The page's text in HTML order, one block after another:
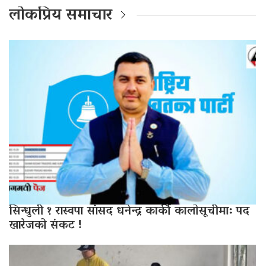
लोकप्रिय समाचार
सिन्धुली १ रास्वपा सांसद धनेन्द्र कार्की कालोसूचीमा: पद
खारेजको संकट !